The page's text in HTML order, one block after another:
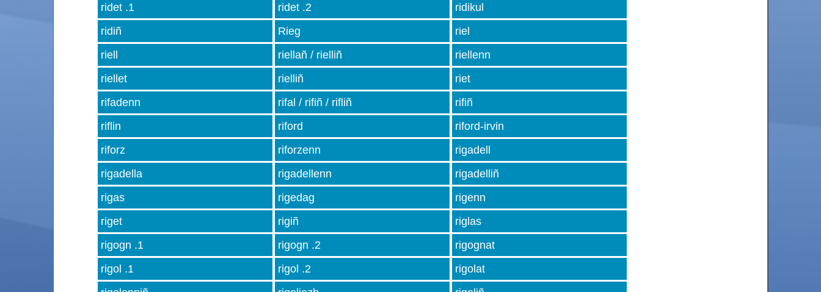
ridet .1
ridet .2
ridikul
ridiñ
Rieg
riel
riell
riellañ / rielliñ
riellenn
riellet
rielliñ
riet
rifadenn
rifal / rifiñ / rifliñ
rifiñ
riflin
riford
riford-irvin
riforz
riforzenn
rigadell
rigadella
rigadellenn
rigadelliñ
rigas
rigedag
rigenn
riget
rigiñ
riglas
rigogn .1
rigogn .2
rigognat
rigol .1
rigol .2
rigolat